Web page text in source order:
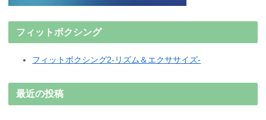
フィットボクシング
フィットボクシング2-リズム＆エクササイズ-
最近の投稿